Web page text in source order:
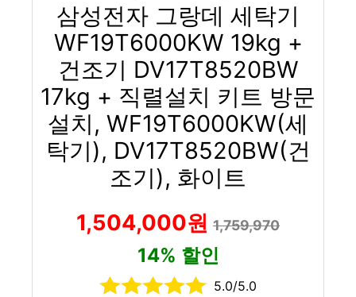
삼성전자 그랑데 세탁기
WF19T6000KW 19kg +
건조기 DV17T8520BW
17kg + 직렬설치 키트 방문
설치, WF19T6000KW(세
탁기), DV17T8520BW(건
조기), 화이트
1,504,000원 1,759,970
14% 할인
5.0/5.0